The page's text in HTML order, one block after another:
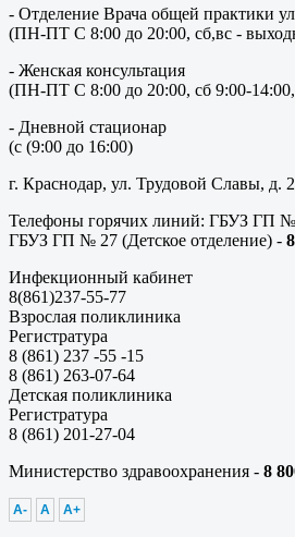
- Отделение Врача общей практики
(ПН-ПТ С 8:00 до 20:00, сб,вс -
- Женская консультация
(ПН-ПТ С 8:00 до 20:00, сб 9:00-
- Дневной стационар
(с (9:00 до 16:00)
г. Краснодар, ул. Трудовой Славы, д.
Телефоны горячих линий: ГБУЗ ГП
ГБУЗ ГП № 27 (Детское отделение) -
Инфекционный кабинет
8(861)237-55-77
Взрослая поликлиника
Регистратура
8 (861) 237 -55 -15
8 (861) 263-07-64
Детская поликлиника
Регистратура
8 (861) 201-27-04
Министерство здравоохранения - 8
A- A A+